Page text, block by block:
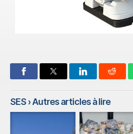
SES› Autres articles à lire